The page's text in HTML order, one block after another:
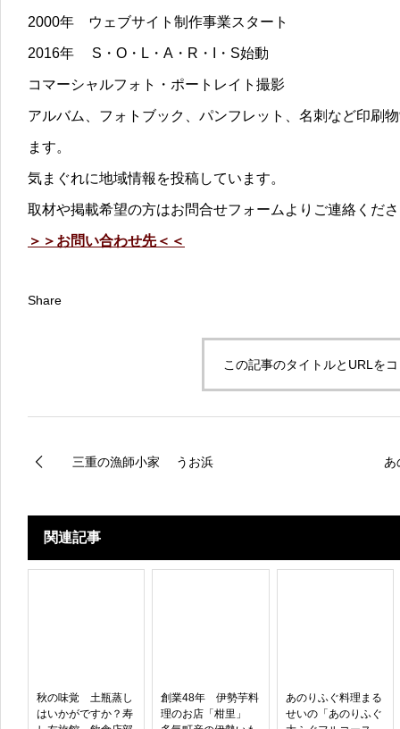
2000年 ウェブサイト制作事業スタート
2016年 S・O・L・A・R・I・S始動
コマーシャルフォト・ポートレイト撮影
アルバム、フォトブック、パンフレット、名刺など印刷
ます。
気まぐれに地域情報を投稿しています。
取材や掲載希望の方はお問合せフォームよりご連絡くだ
＞＞お問い合わせ先＜＜
Share
この記事のタイトルとURLを
三重の漁師小家 うお浜
関連記事
秋の味覚 土瓶蒸し
はいかがですか？寿
創業48年 伊勢芋料
理のお店「柑里」
あのりふぐ料理まる
せいの「あのりふぐ